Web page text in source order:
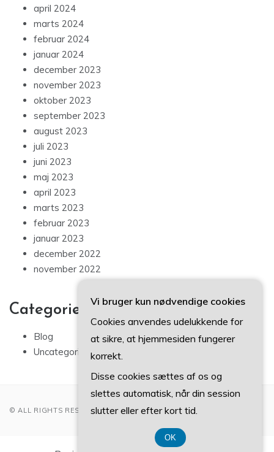
april 2024
marts 2024
februar 2024
januar 2024
december 2023
november 2023
oktober 2023
september 2023
august 2023
juli 2023
juni 2023
maj 2023
april 2023
marts 2023
februar 2023
januar 2023
december 2022
november 2022
Categories
Blog
Uncategorized
© ALL RIGHTS RESERVED 2022
Vi bruger kun nødvendige cookies
Cookies anvendes udelukkende for
at sikre, at hjemmesiden fungerer
korrekt.
Disse cookies sættes af os og
slettes automatisk, når din session
slutter eller efter kort tid.
OK